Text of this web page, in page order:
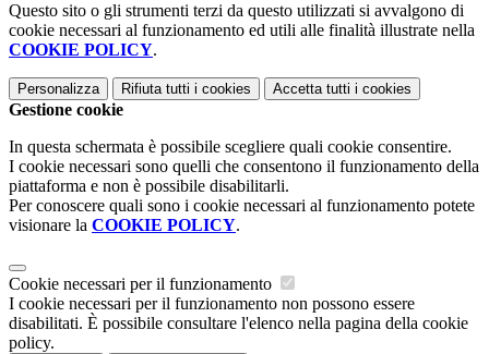
Questo sito o gli strumenti terzi da questo utilizzati si avvalgono di
cookie necessari al funzionamento ed utili alle finalità illustrate nella
COOKIE POLICY.
Personalizza Rifiuta tutti i cookies Accetta tutti i cookies
Gestione cookie
In questa schermata è possibile scegliere quali cookie consentire.
I cookie necessari sono quelli che consentono il funzionamento della
piattaforma e non è possibile disabilitarli.
Per conoscere quali sono i cookie necessari al funzionamento potete
visionare la COOKIE POLICY.
Cookie necessari per il funzionamento
I cookie necessari per il funzionamento non possono essere
disabilitati. È possibile consultare l'elenco nella pagina della cookie
policy.